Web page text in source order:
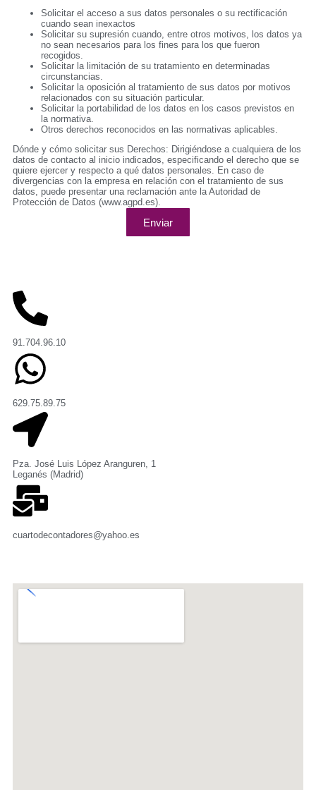
Solicitar el acceso a sus datos personales o su rectificación
cuando sean inexactos
Solicitar su supresión cuando, entre otros motivos, los datos ya
no sean necesarios para los fines para los que fueron
recogidos.
Solicitar la limitación de su tratamiento en determinadas
circunstancias.
Solicitar la oposición al tratamiento de sus datos por motivos
relacionados con su situación particular.
Solicitar la portabilidad de los datos en los casos previstos en
la normativa.
Otros derechos reconocidos en las normativas aplicables.
Dónde y cómo solicitar sus Derechos: Dirigiéndose a cualquiera de los
datos de contacto al inicio indicados, especificando el derecho que se
quiere ejercer y respecto a qué datos personales. En caso de
divergencias con la empresa en relación con el tratamiento de sus
datos, puede presentar una reclamación ante la Autoridad de
Protección de Datos (www.agpd.es).
Enviar
91.704.96.10
629.75.89.75
Pza. José Luis López Aranguren, 1
Leganés (Madrid)
cuartodecontadores@yahoo.es